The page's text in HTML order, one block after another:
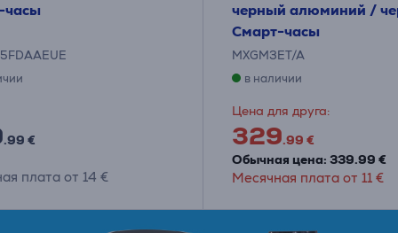
.99 €
плата от 14 €
черный алюминий /
Смарт-часы
MXGM3ET/A
в наличии
Цена для друга:
329.99 €
Обычная цена: 339.99 €
Месячная плата от 11 €